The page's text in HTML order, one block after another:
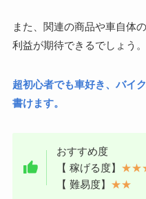
また、関連の商品や車自体
利益が期待できるでしょう。
超初心者でも車好き、バイ
書けます。
おすすめ度
【 稼げる度】
【 難易度】 ★★